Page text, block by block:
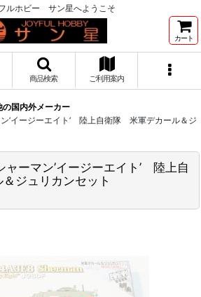
ルホビー サン星へようこそ
カート
商品検索 ご利用案内
の国内外メーカー
イージーエイト’ 陸上自衛隊 米軍デカール＆ジ
マン’イージーエイト’ 陸上自
ジュリカンセット